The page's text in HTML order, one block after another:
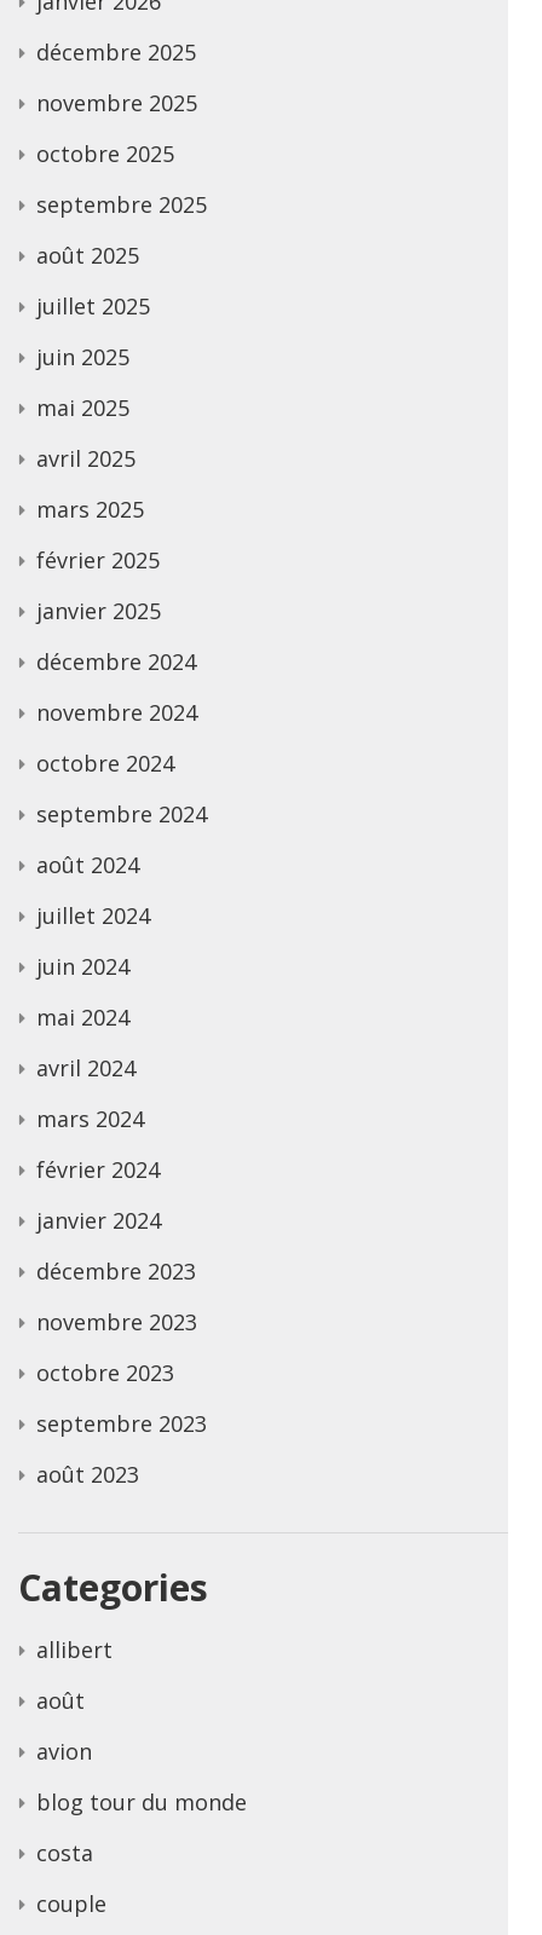
décembre 2025
novembre 2025
octobre 2025
septembre 2025
août 2025
juillet 2025
juin 2025
mai 2025
avril 2025
mars 2025
février 2025
janvier 2025
décembre 2024
novembre 2024
octobre 2024
septembre 2024
août 2024
juillet 2024
juin 2024
mai 2024
avril 2024
mars 2024
février 2024
janvier 2024
décembre 2023
novembre 2023
octobre 2023
septembre 2023
août 2023
Categories
allibert
août
avion
blog tour du monde
costa
couple